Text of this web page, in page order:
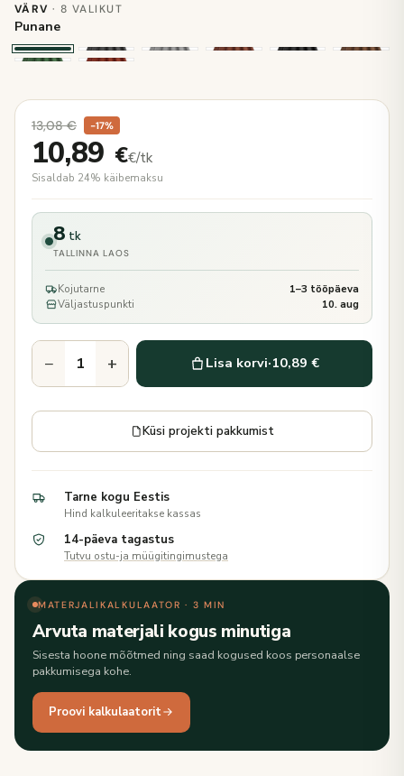
VÄRV · 8 VALIKUT
Punane
13,08€ −17%
10,89 €€/tk
Sisaldab 24% käibemaksu
8 tk
TALLINNA LAOS
Kojutarne
1–3 tööpäeva
Väljastuspunkti
10. aug
− + Lisa korvi·10,89 €
Küsi projekti pakkumist
Tarne kogu Eestis
Hind kalkuleeritakse kassas
14-päeva tagastus
Tutvu ostu-ja müügitingimustega
MATERJALIKALKULAATOR · 3 MIN
Arvuta materjali kogus minutiga
Sisesta hoone mõõtmed ning saad kogused koos personaalse
pakkumisega kohe.
Proovi kalkulaatorit